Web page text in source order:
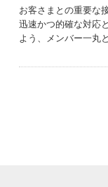
お客さまとの重要な
迅速かつ的確な対応
よう、メンバー一丸